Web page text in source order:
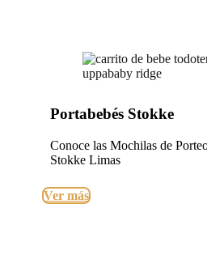
Portabebés Stokke
Conoce las Mochilas de
Stokke Limas
Ver más